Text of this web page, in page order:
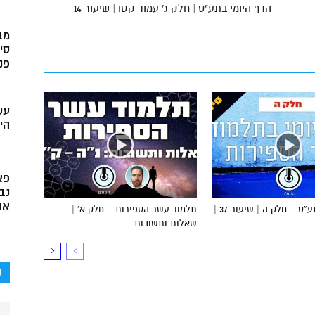
הדף היומי בתע"ס | חלק ג' עמוד קטו | שיעור 14
תלמוד עשר הספירות – חלק א’ |
שאלות ותשובות